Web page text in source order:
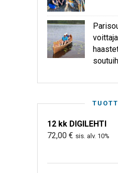
12 kk DIGILEHTI
72,00 € sis. alv. 10%